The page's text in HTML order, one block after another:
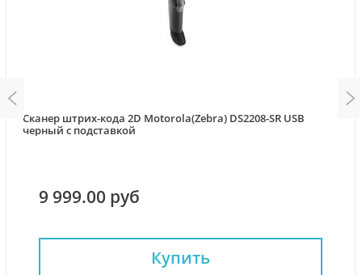
Сканер штрих-кода 2D Motorola(Zebra) DS2208-SR USB
черный с подставкой
9 999.00 руб
Купить